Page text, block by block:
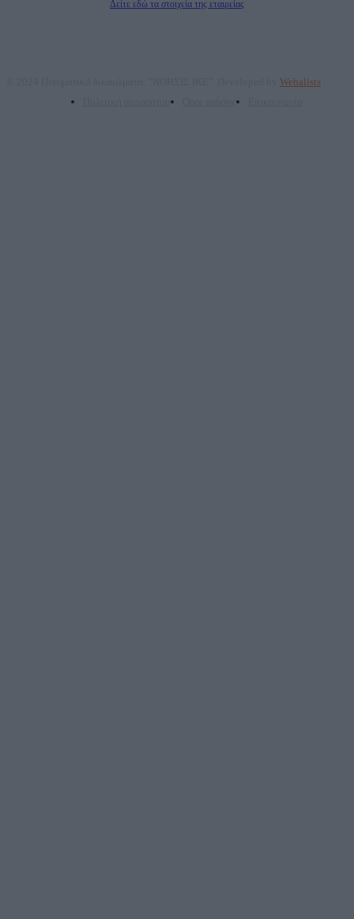
Δείτε εδώ τα στοιχεία της εταιρείας
Webalists